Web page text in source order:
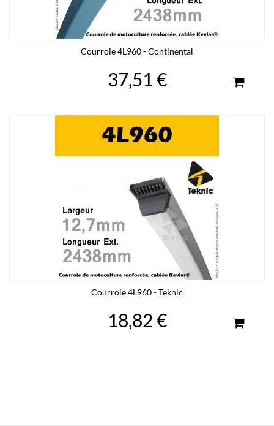
Courroie 4L960 - Continental
37,51 €
Courroie 4L960 - Teknic
18,82 €